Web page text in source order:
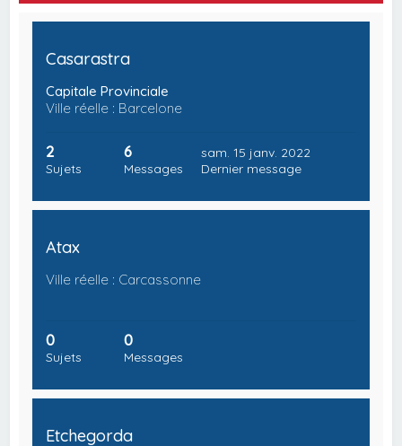
Casarastra
Capitale Provinciale
Ville réelle : Barcelone
2
Sujets
6
Messages
sam. 15 janv. 2022
Dernier message
Atax
Ville réelle : Carcassonne
0
Sujets
0
Messages
Etchegorda